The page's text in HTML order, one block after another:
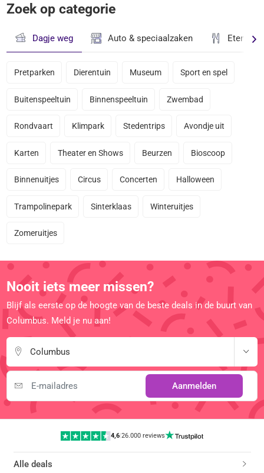
Zoek op categorie
Dagje weg Auto & speciaalzaken Eten &
Pretparken Dierentuin Museum Sport en spel
Buitenspeeltuin Binnenspeeltuin Zwembad
Rondvaart Klimpark Stedentrips Avondje uit
Karten Theater en Shows Beurzen Bioscoop
Binnenuitjes Circus Concerten Halloween
Trampolinepark Sinterklaas Winteruitjes
Zomeruitjes
Nooit iets meer missen?
Blijf als eerste op de hoogte van de beste deals in de buurt van
Columbus. Meld je nu aan!
Columbus
Aanmelden
4,6 |26.000 reviews
Alle deals